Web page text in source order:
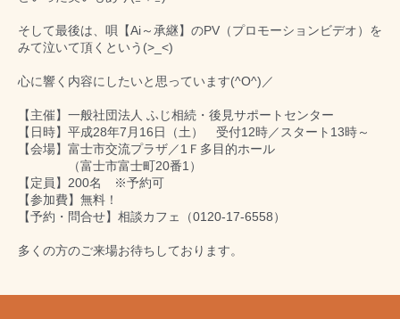
そして最後は、唄【Ai～承継】のPV（プロモーションビデオ）を
みて泣いて頂くという(>_<)
心に響く内容にしたいと思っています(^O^)／
【主催】一般社団法人 ふじ相続・後見サポートセンター
【日時】平成28年7月16日（土） 受付12時／スタート13時～
【会場】富士市交流プラザ／1Ｆ多目的ホール
（富士市富士町20番1）
【定員】200名 ※予約可
【参加費】無料！
【予約・問合せ】相談カフェ（0120-17-6558）
多くの方のご来場お待ちしております。